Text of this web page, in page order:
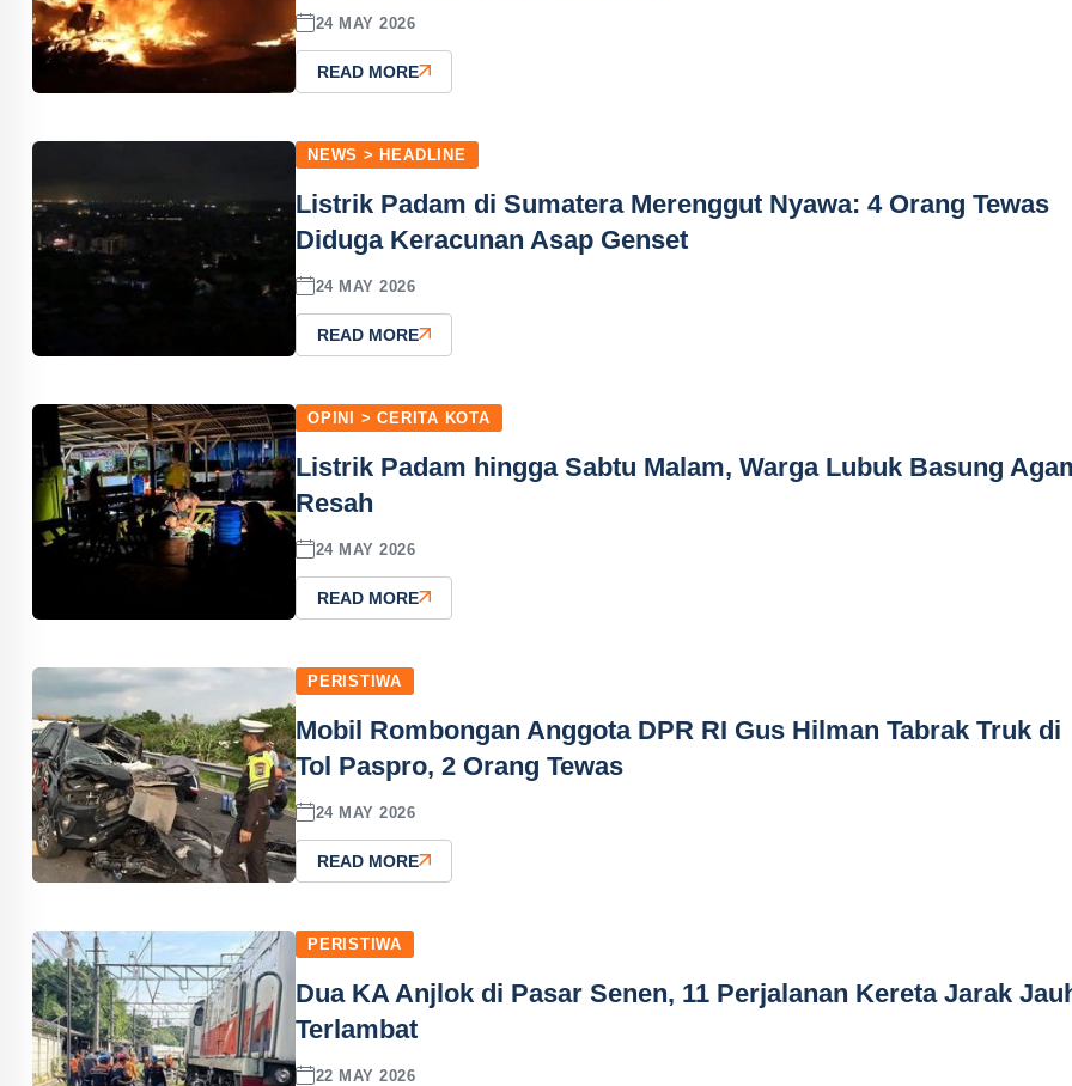
24 MAY 2026
READ MORE
NEWS > HEADLINE
Listrik Padam di Sumatera Merenggut Nyawa: 4 Orang Tewas
Diduga Keracunan Asap Genset
24 MAY 2026
READ MORE
OPINI > CERITA KOTA
Listrik Padam hingga Sabtu Malam, Warga Lubuk Basung
Resah
24 MAY 2026
READ MORE
PERISTIWA
Mobil Rombongan Anggota DPR RI Gus Hilman Tabrak Truk di
Tol Paspro, 2 Orang Tewas
24 MAY 2026
READ MORE
PERISTIWA
Dua KA Anjlok di Pasar Senen, 11 Perjalanan Kereta Jarak
Terlambat
22 MAY 2026